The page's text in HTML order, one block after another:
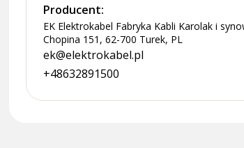
Producent:
EK Elektrokabel Fabryka Kabli Karolak i
Chopina 151, 62-700 Turek, PL
ek@elektrokabel.pl
+48632891500